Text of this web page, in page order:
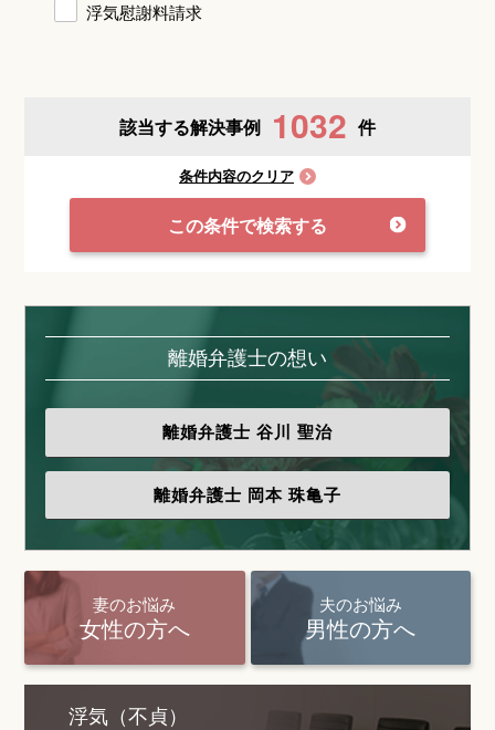
浮気慰謝料請求
該当する解決事例 1032 件
条件内容のクリア
この条件で検索する
離婚弁護士の想い
離婚弁護士 谷川 聖治
離婚弁護士 岡本 珠亀子
妻のお悩み
女性の方へ
夫のお悩み
男性の方へ
浮気（不貞）